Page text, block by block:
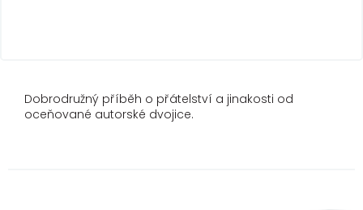
Dobrodružný příběh o přátelství a jinakosti od
oceňované autorské dvojice.